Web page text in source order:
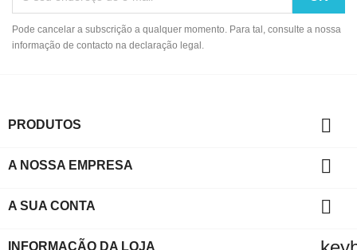
Pode cancelar a subscrição a qualquer momento. Para tal, consulte a nossa
informação de contacto na declaração legal.
PRODUTOS 
A NOSSA EMPRESA 
A SUA CONTA 
INFORMAÇÃO DA LOJA